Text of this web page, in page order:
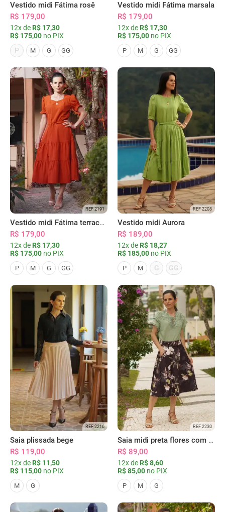
Vestido midi Fátima rosê
R$ 179,00
12x de R$ 17,30
R$ 175,00 no PIX
P
M G GG
Vestido midi Fátima marsala
R$ 179,00
12x de R$ 17,30
R$ 175,00 no PIX
P M G GG
REF 2191
Vestido midi Fátima terracota
R$ 179,00
12x de R$ 17,30
R$ 175,00 no PIX
P M G GG
REF 2208
Vestido midi Aurora
R$ 189,00
12x de R$ 18,27
R$ 185,00 no PIX
P M G GG
REF 2216
Saia plissada bege
R$ 119,00
12x de R$ 11,50
R$ 115,00 no PIX
M G
REF 2230
Saia midi preta flores com bolsos
R$ 89,00
12x de R$ 8,60
R$ 85,00 no PIX
P M G